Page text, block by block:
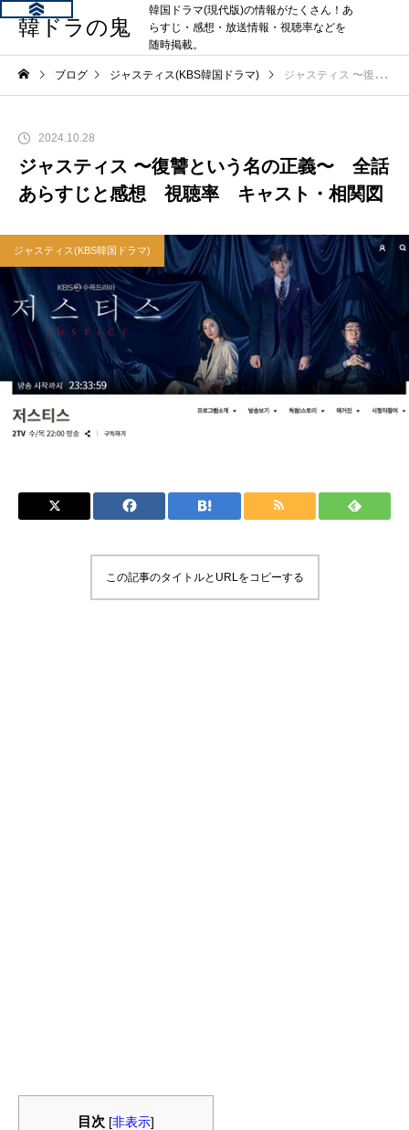
韓ドラの鬼
韓国ドラマ(現代版)の情報がたくさん！あ
らすじ・感想・放送情報・視聴率などを
随時掲載。
ブログ ジャスティス(KBS韓国ドラマ) ジャスティス 〜復讐という名の正義〜 全話あらすじと感想 視聴率 キャスト・相関図
2024.10.28
ジャスティス 〜復讐という名の正義〜 全話
あらすじと感想 視聴率 キャスト・相関図
ジャスティス(KBS韓国ドラマ)
この記事のタイトルとURLをコピーする
目次 [非表示]